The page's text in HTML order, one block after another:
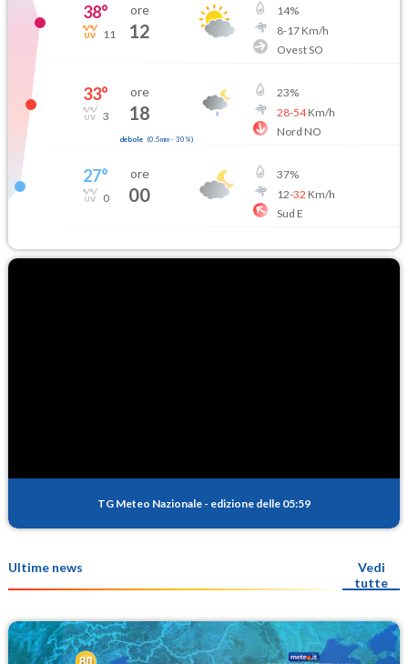
38°
11
ore
12
14%
8-17Km/h
Ovest SO
33°
3
ore
18
debole (0.5mm- 30 %)
23%
28-54Km/h
Nord NO
27°
0
ore
00
37%
12-32 Km/h
Sud E
TG Meteo Nazionale - edizione delle 05:59
Ultime news
Vedi
tutte